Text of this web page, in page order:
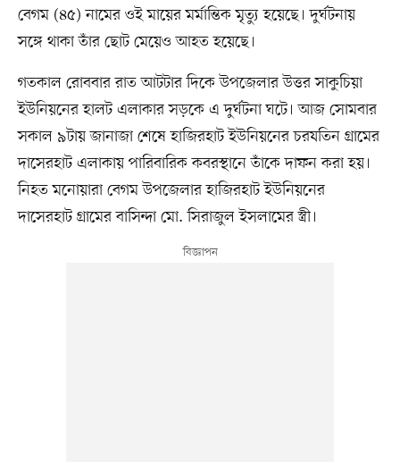
বেগম (৪৫) নামের ওই মায়ের মর্মান্তিক মৃত্যু হয়েছে। দুর্ঘটনায়
সঙ্গে থাকা তাঁর ছোট মেয়েও আহত হয়েছে।
গতকাল রোববার রাত আটটার দিকে উপজেলার উত্তর সাকুচিয়া
ইউনিয়নের হালট এলাকার সড়কে এ দুর্ঘটনা ঘটে। আজ সোমবার
সকাল ৯টায় জানাজা শেষে হাজিরহাট ইউনিয়নের চরযতিন গ্রামের
দাসেরহাট এলাকায় পারিবারিক কবরস্থানে তাঁকে দাফন করা হয়।
নিহত মনোয়ারা বেগম উপজেলার হাজিরহাট ইউনিয়নের
দাসেরহাট গ্রামের বাসিন্দা মো. সিরাজুল ইসলামের স্ত্রী।